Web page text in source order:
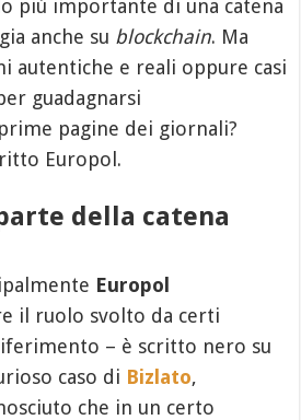
più importante di una catena
anche su blockchain. Ma
autentiche e reali oppure casi
guadagnarsi
pagine dei giornali?
Europol.
della catena
Europol
il ruolo svolto da certi
– è scritto nero su
caso di Bizlato,
che in un certo